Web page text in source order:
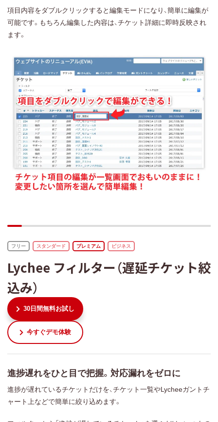
項目内容をダブルクリックすると編集モードになり、簡単に編集が
可能です。もちろん編集した内容は、チケット詳細に即時反映され
ます。
フリー スタンダード プレミアム ビジネス
Lychee フィルター（遅延チケット絞
込み）
30日間無料お試し
今すぐデモ体験
進捗遅れをひと目で把握。対応漏れをゼロに
進捗が遅れているチケットだけを、チケット一覧やLycheeガントチ
ャート上などで簡単に絞り込めます。